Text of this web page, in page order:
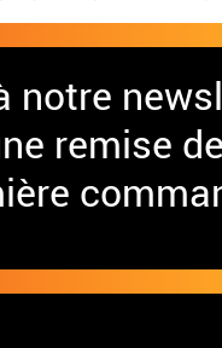
notre
remise